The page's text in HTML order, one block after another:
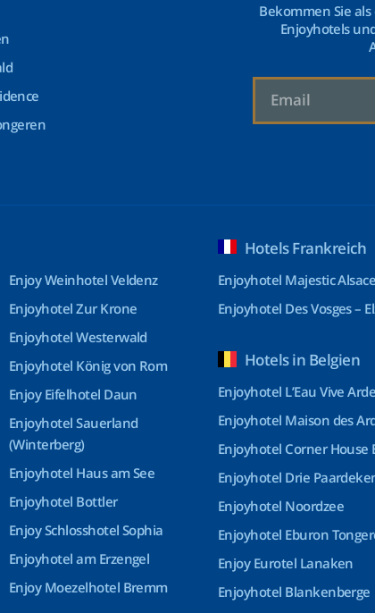
Bekommen Sie
Enjoyhotels
Enjoy Weinhotel Veldenz
Enjoyhotel Zur Krone
Enjoyhotel Westerwald
Enjoyhotel König von Rom
Enjoy Eifelhotel Daun
Enjoyhotel Sauerland
(Winterberg)
Enjoyhotel Haus am See
Enjoyhotel Bottler
Enjoy Schlosshotel Sophia
Enjoyhotel am Erzengel
Enjoy Moezelhotel Bremm
Hotels Frankreich
Enjoyhotel Majestic Alsace
Enjoyhotel Des Vosges –
Hotels in Belgien
Enjoyhotel L’Eau Vive
Enjoyhotel Maison des
Enjoyhotel Corner House
Enjoyhotel Drie
Enjoyhotel Noordzee
Enjoyhotel Eburon
Enjoy Eurotel Lanaken
Enjoyhotel Blankenberge